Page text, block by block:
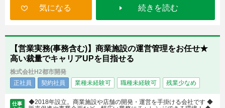
気になる 続きを読む
【営業実務(事務含む)】商業施設の運営管理をお任せ★
高い裁量でキャリアUPを目指せる
株式会社H2都市開発
正社員
契約社員 業種未経験可 職種未経験可 残業少なめ
仕事
◆2018年設立。商業施設や店舗の開発・運営を手掛ける会社です ◆